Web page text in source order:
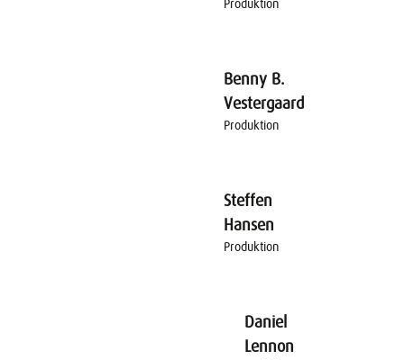
Produktion
Benny B.
Vestergaard
Produktion
Steffen
Hansen
Produktion
Daniel
Lennon